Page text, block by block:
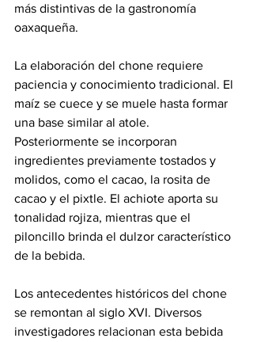
más distintivas de la gastronomía
oaxaqueña.
La elaboración del chone requiere
paciencia y conocimiento tradicional. El
maíz se cuece y se muele hasta formar
una base similar al atole.
Posteriormente se incorporan
ingredientes previamente tostados y
molidos, como el cacao, la rosita de
cacao y el pixtle. El achiote aporta su
tonalidad rojiza, mientras que el
piloncillo brinda el dulzor característico
de la bebida.
Los antecedentes históricos del chone
se remontan al siglo XVI. Diversos
investigadores relacionan esta bebida